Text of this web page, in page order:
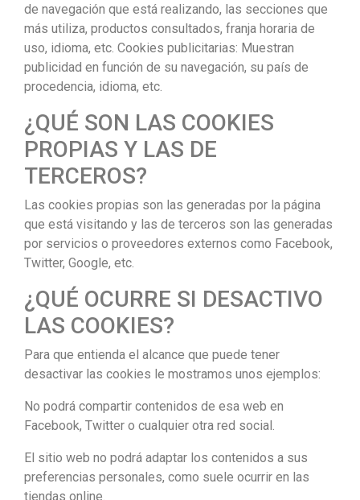
de navegación que está realizando, las secciones que
más utiliza, productos consultados, franja horaria de
uso, idioma, etc. Cookies publicitarias: Muestran
publicidad en función de su navegación, su país de
procedencia, idioma, etc.
¿QUÉ SON LAS COOKIES
PROPIAS Y LAS DE
TERCEROS?
Las cookies propias son las generadas por la página
que está visitando y las de terceros son las generadas
por servicios o proveedores externos como Facebook,
Twitter, Google, etc.
¿QUÉ OCURRE SI DESACTIVO
LAS COOKIES?
Para que entienda el alcance que puede tener
desactivar las cookies le mostramos unos ejemplos:
No podrá compartir contenidos de esa web en
Facebook, Twitter o cualquier otra red social.
El sitio web no podrá adaptar los contenidos a sus
preferencias personales, como suele ocurrir en las
tiendas online.